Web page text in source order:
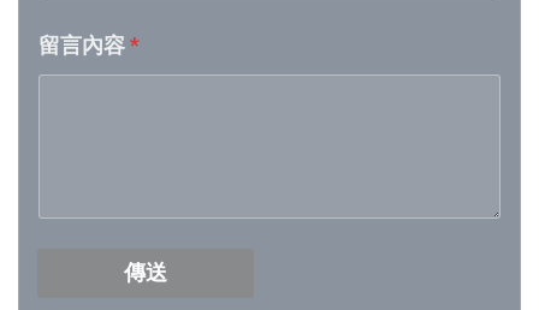
Week 18│2026-5-2
留言內容*
傳送